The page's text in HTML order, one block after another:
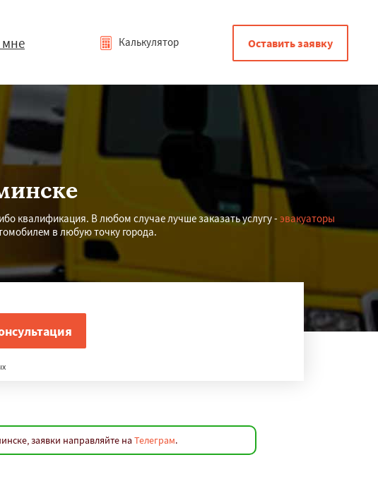
мне Калькулятор Оставить заявку
квалификация. В любом случае лучше заказать услугу - эвакуаторы
в любую точку города.
заявки направляйте на Телеграм.